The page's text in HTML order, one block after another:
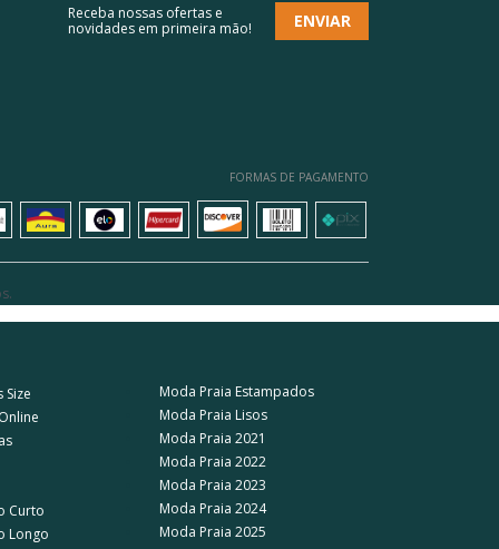
ou causar desconforto, permitindo que você aproveite
mantenha sua forma e cor ao longo do tempo,
um look sofisticado à beira da piscina ou combine-os
que melhor se adapte à sua personalidade e gosto.
de verão que resistirá ao teste do tempo. Os
que se adaptam ao corpo de forma confortável são
após temporada.
Receba nossas ofertas e
novidades em primeira mão!
FORMAS DE PAGAMENTO
Size
Curto
Longo
Moda Praia Estampados
Moda Praia Lisos
Moda Praia 2021
Moda Praia 2022
Moda Praia 2023
Moda Praia 2024
Moda Praia 2025